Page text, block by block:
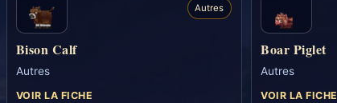
Autres
Bison Calf
Autres
VOIR LA FICHE
Boar Piglet
Autres
VOIR LA FICHE